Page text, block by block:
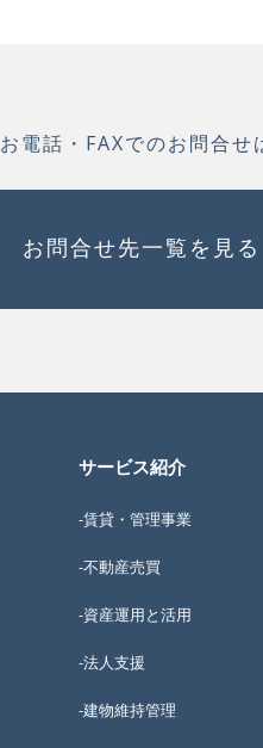
お電話・FAXでのお問合せ
お問合せ先一覧を見る
サービス紹介
-賃貸・管理事業
-不動産売買
-資産運用と活用
-法人支援
-建物維持管理